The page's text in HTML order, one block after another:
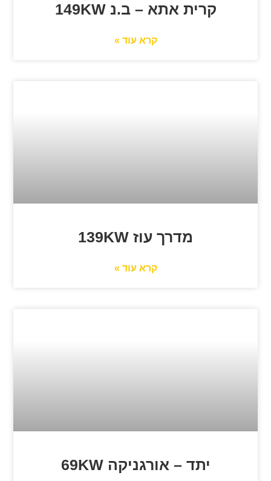
קרית אתא – ב.נ 149KW
קרא עוד »
מדרך עוז 139KW
קרא עוד »
יתד – אורגניקה 69KW